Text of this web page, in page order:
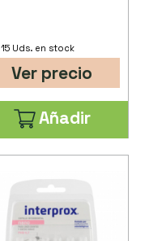
15 Uds. en stock
Ver precio
Añadir